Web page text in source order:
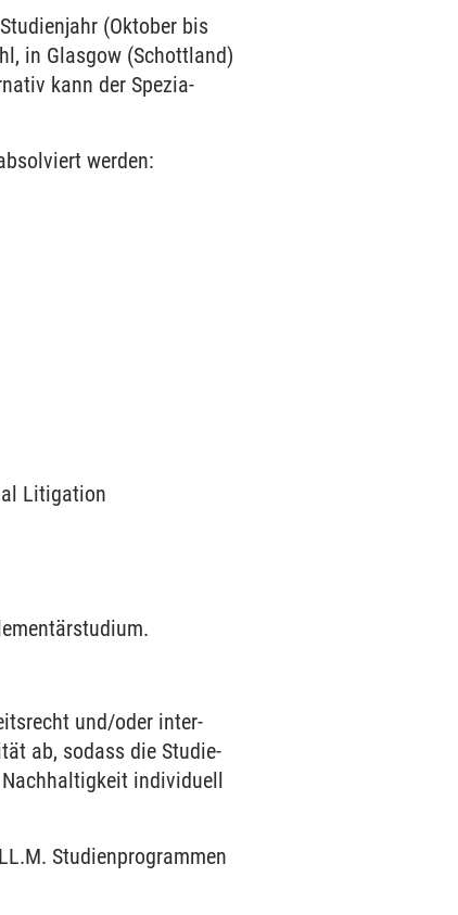
(Oktober bis
in Glasgow (Schott­land)
kann der Spezia­
werden:
Litiga­tion
und/oder inter­
ab, sodass die Studie­
indivi­duell
Studien­pro­grammen